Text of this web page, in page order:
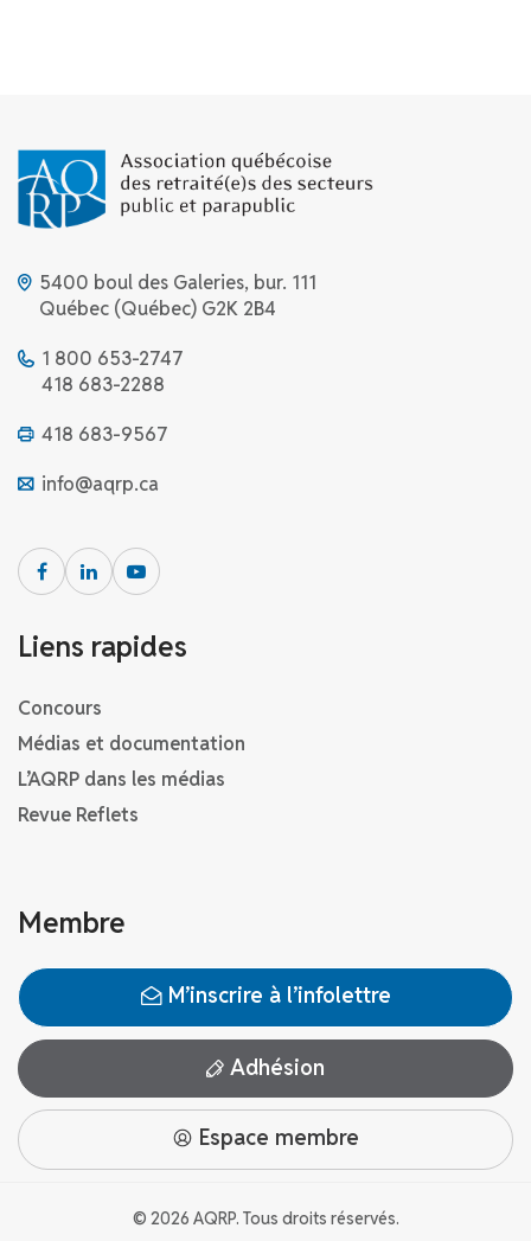
5400 boul des Galeries, bur. 111
Québec (Québec) G2K 2B4
1 800 653-2747
418 683-2288
418 683-9567
info@aqrp.ca
Liens rapides
Concours
Médias et documentation
L’AQRP dans les médias
Revue Reflets
Membre
M’inscrire à l’infolettre
Adhésion
Espace membre
© 2026 AQRP. Tous droits réservés.